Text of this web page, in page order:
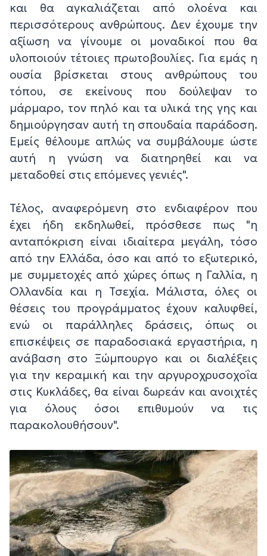
και θα αγκαλιάζεται από ολοένα και
περισσότερους ανθρώπους. Δεν έχουμε την
αξίωση να γίνουμε οι μοναδικοί που θα
υλοποιούν τέτοιες πρωτοβουλίες. Για εμάς η
ουσία βρίσκεται στους ανθρώπους του
τόπου, σε εκείνους που δούλεψαν το
μάρμαρο, τον πηλό και τα υλικά της γης και
δημιούργησαν αυτή τη σπουδαία παράδοση.
Εμείς θέλουμε απλώς να συμβάλουμε ώστε
αυτή η γνώση να διατηρηθεί και να
μεταδοθεί στις επόμενες γενιές".
Τέλος, αναφερόμενη στο ενδιαφέρον που
έχει ήδη εκδηλωθεί, πρόσθεσε πως "η
ανταπόκριση είναι ιδιαίτερα μεγάλη, τόσο
από την Ελλάδα, όσο και από το εξωτερικό,
με συμμετοχές από χώρες όπως η Γαλλία, η
Ολλανδία και η Τσεχία. Μάλιστα, όλες οι
θέσεις του προγράμματος έχουν καλυφθεί,
ενώ οι παράλληλες δράσεις, όπως οι
επισκέψεις σε παραδοσιακά εργαστήρια, η
ανάβαση στο Ξώμπουργο και οι διαλέξεις
για την κεραμική και την αργυροχρυσοχοΐα
στις Κυκλάδες, θα είναι δωρεάν και ανοιχτές
για όλους όσοι επιθυμούν να τις
παρακολουθήσουν".